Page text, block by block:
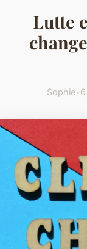
Lutte
Sophie•